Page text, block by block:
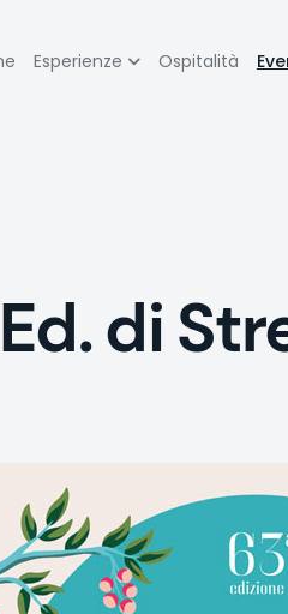
Esperienze Ospitalità
di